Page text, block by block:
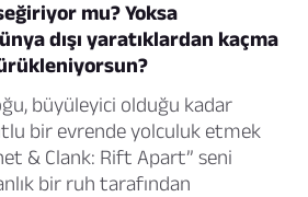
mu? Yoksa
dışı yaratıklardan kaçma
büyüleyici olduğu kadar
bir evrende yolculuk etmek
& Clank: Rift Apart” seni
bir ruh tarafından